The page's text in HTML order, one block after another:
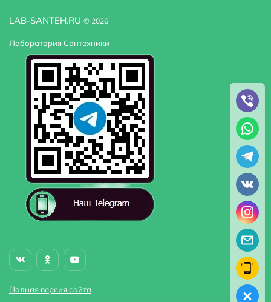
LAB-SANTEH.RU © 2026
Лаборатория Сантехники
Полная версия сайта